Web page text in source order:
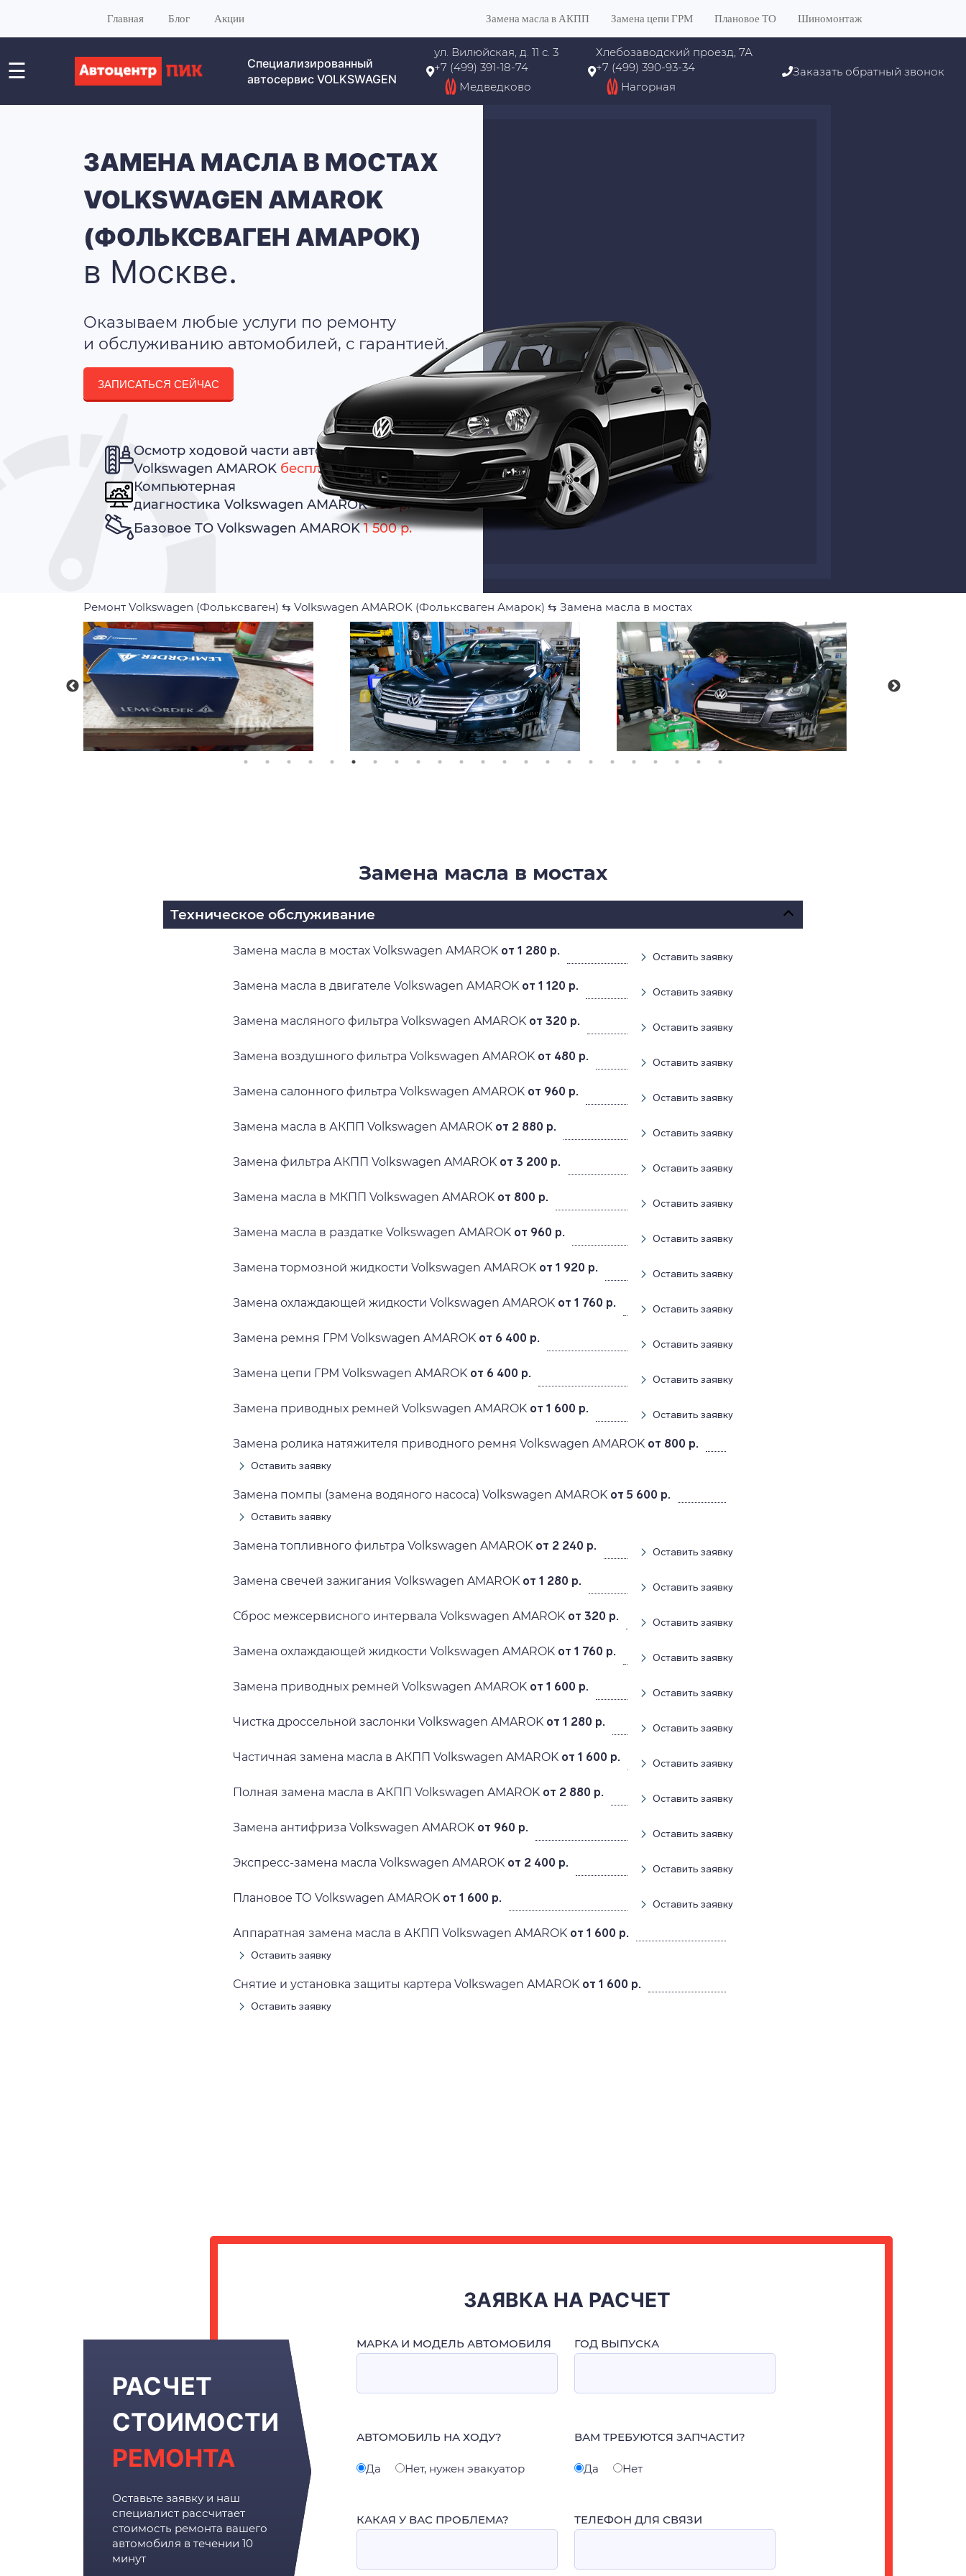
Главная Блог Акции Замена масла в АКПП Замена цепи ГРМ Плановое ТО Шиномонтаж
☰
Специализированный
автосервис VOLKSWAGEN
ул. Вилюйская, д. 11 с. 3
+7 (499) 391-18-74
Медведково
Хлебозаводский проезд, 7А
+7 (499) 390-93-34
Нагорная
Заказать обратный звонок
ЗАМЕНА МАСЛА В МОСТАХ
VOLKSWAGEN AMAROK
(ФОЛЬКСВАГЕН АМАРОК)
в Москве.
Оказываем любые услуги по ремонту
и обслуживанию автомобилей, с гарантией.
ЗАПИСАТЬСЯ СЕЙЧАС
Осмотр ходовой части авто
Volkswagen AMAROK бесплатно
Компьютерная
диагностика Volkswagen AMAROK499 р.
Базовое ТО Volkswagen AMAROK1 500 р.
Ремонт Volkswagen (Фольксваген) ⇆ Volkswagen AMAROK (Фольксваген Амарок) ⇆ Замена масла в мостах
Замена масла в мостах
Техническое обслуживание
Замена масла в мостах Volkswagen AMAROK от 1 280 р. Оставить заявку
Замена масла в двигателе Volkswagen AMAROK от 1 120 р. Оставить заявку
Замена масляного фильтра Volkswagen AMAROK от 320 р. Оставить заявку
Замена воздушного фильтра Volkswagen AMAROK от 480 р. Оставить заявку
Замена салонного фильтра Volkswagen AMAROK от 960 р. Оставить заявку
Замена масла в АКПП Volkswagen AMAROK от 2 880 р. Оставить заявку
Замена фильтра АКПП Volkswagen AMAROK от 3 200 р. Оставить заявку
Замена масла в МКПП Volkswagen AMAROK от 800 р. Оставить заявку
Замена масла в раздатке Volkswagen AMAROK от 960 р. Оставить заявку
Замена тормозной жидкости Volkswagen AMAROK от 1 920 р. Оставить заявку
Замена охлаждающей жидкости Volkswagen AMAROK от 1 760 р. Оставить заявку
Замена ремня ГРМ Volkswagen AMAROK от 6 400 р. Оставить заявку
Замена цепи ГРМ Volkswagen AMAROK от 6 400 р. Оставить заявку
Замена приводных ремней Volkswagen AMAROK от 1 600 р. Оставить заявку
Замена ролика натяжителя приводного ремня Volkswagen AMAROK от 800 р.
Оставить заявку
Замена помпы (замена водяного насоса) Volkswagen AMAROK от 5 600 р.
Оставить заявку
Замена топливного фильтра Volkswagen AMAROK от 2 240 р. Оставить заявку
Замена свечей зажигания Volkswagen AMAROK от 1 280 р. Оставить заявку
Сброс межсервисного интервала Volkswagen AMAROK от 320 р. Оставить заявку
Замена охлаждающей жидкости Volkswagen AMAROK от 1 760 р. Оставить заявку
Замена приводных ремней Volkswagen AMAROK от 1 600 р. Оставить заявку
Чистка дроссельной заслонки Volkswagen AMAROK от 1 280 р. Оставить заявку
Частичная замена масла в АКПП Volkswagen AMAROK от 1 600 р. Оставить заявку
Полная замена масла в АКПП Volkswagen AMAROK от 2 880 р. Оставить заявку
Замена антифриза Volkswagen AMAROK от 960 р. Оставить заявку
Экспресс-замена масла Volkswagen AMAROK от 2 400 р. Оставить заявку
Плановое ТО Volkswagen AMAROK от 1 600 р. Оставить заявку
Аппаратная замена масла в АКПП Volkswagen AMAROK от 1 600 р.
Оставить заявку
Снятие и установка защиты картера Volkswagen AMAROK от 1 600 р.
Оставить заявку
РАСЧЕТ
СТОИМОСТИ
РЕМОНТА
Оставьте заявку и наш
специалист рассчитает
стоимость ремонта вашего
автомобиля в течении 10
минут
ЗАЯВКА НА РАСЧЕТ
МАРКА И МОДЕЛЬ АВТОМОБИЛЯ ГОД ВЫПУСКА
АВТОМОБИЛЬ НА ХОДУ?
Да Нет, нужен эвакуатор
ВАМ ТРЕБУЮТСЯ ЗАПЧАСТИ?
Да Нет
КАКАЯ У ВАС ПРОБЛЕМА? ТЕЛЕФОН ДЛЯ СВЯЗИ